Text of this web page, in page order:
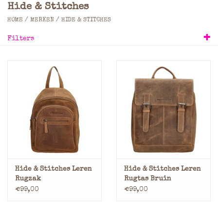
Rugzakken
Accessoires
Merken
Hide & Stitches
HOME / MERKEN / HIDE & STITCHES
Filters
Hide & Stitches Leren
Rugzak
€99,00
Hide & Stitches Leren
Rugtas Bruin
€99,00